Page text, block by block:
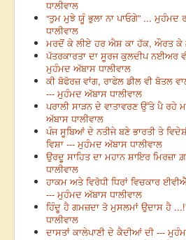
ਧਾਲੀਵਾਲ
“ਤੁਮ ਮੁਝੇ ਯੂੰ ਭੁਲਾ ਨਾ ਪਾਓਗੇ” ... ਮੁਹੰਮਦ
ਧਾਲੀਵਾਲ
ਮਰਦੋਂ ਕੇ ਲੀਏ ਹਰ ਐਸ਼ ਕਾ ਹੱਕ, ਔਰਤ ਕੇ
ਪੱਤਰਕਾਰਤਾ ਦਾ ਸੂਰਜ ਕੁਲਦੀਪ ਨਈਅਰ
ਮੁਹੰਮਦ ਅੱਬਾਸ ਧਾਲੀਵਾਲ
ਕੀ ਬੋਫੋਰਜ਼ ਵਾਂਗ, ਰਾਫੇਲ ਡੀਲ ਵੀ ਬੋਤਲ
--- ਮੁਹੰਮਦ ਅੱਬਾਸ ਧਾਲੀਵਾਲ
ਪਰਾਲੀ ਸਾੜਨ ਦੇ ਵਾਤਾਵਰਣ ਉੱਤੇ ਪੈ ਰਹੇ
ਅੱਬਾਸ ਧਾਲੀਵਾਲ
ਪੰਜ ਸੂਬਿਆਂ ਦੇ ਨਤੀਜੇ ਬਣੇ ਭਾਰਤੀ ਤੇ
ਵਿਸ਼ਾ --- ਮੁਹੰਮਦ ਅੱਬਾਸ ਧਾਲੀਵਾਲ
ਉਰਦੂ ਸਾਹਿਤ ਦਾ ਮਹਾਨ ਸ਼ਾਇਰ ਮਿਰਜ਼ਾ
ਧਾਲੀਵਾਲ
ਹਾਕਮ ਅਤੇ ਵਿਰੋਧੀ ਧਿਰਾਂ ਵਿਚਕਾਰ
--- ਮੁਹੰਮਦ ਅੱਬਾਸ ਧਾਲੀਵਾਲ
ਹਿੰਦੂ ਹੈ ਗਮਜ਼ਦਾ ਤੋ ਮੁਸਲਮਾਂ ਉਦਾਸ ਹੈ
ਧਾਲੀਵਾਲ
ਦਾਸਤਾਂ ਕਾਲੇਪਾਣੀ ਦੇ ਕੈਦੀਆਂ ਦੀ ---